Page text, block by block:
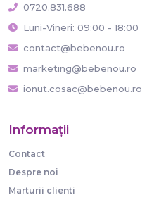
0720.831.688
Luni-Vineri: 09:00 - 18:00
contact@bebenou.ro
marketing@bebenou.ro
ionut.cosac@bebenou.ro
Informaţii
Contact
Despre noi
Marturii clienti